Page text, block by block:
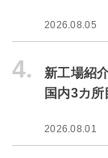
2026.08.05
4.
新工場紹
国内3カ
2026.08.01